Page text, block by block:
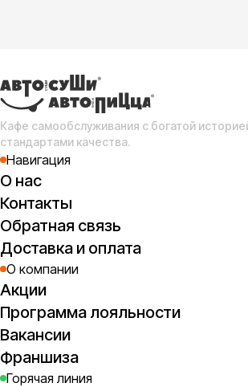
Кафе самообслуживания с богатой
стандартами качества.
Навигация
О нас
Контакты
Обратная связь
Доставка и оплата
О компании
Акции
Программа лояльности
Вакансии
Франшиза
Горячая линия